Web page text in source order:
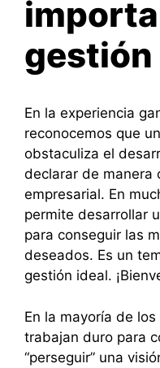
gestión
En la experiencia
reconocemos que
obstaculiza el
declarar de manera
empresarial. En
permite desarrollar
para conseguir las
deseados. Es un
gestión ideal.
En la mayoría de
trabajan duro para
“perseguir” una